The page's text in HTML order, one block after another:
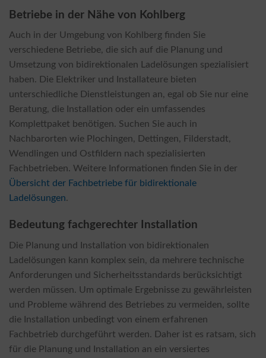
Betriebe in der Nähe von Kohlberg
Auch in der Umgebung von Kohlberg finden Sie
verschiedene Betriebe, die sich auf die Planung und
Umsetzung von bidirektionalen Ladelösungen spezialisiert
haben. Die Elektriker und Installateure bieten
unterschiedliche Dienstleistungen an, egal ob Sie nur eine
Beratung, die Installation oder ein umfassendes
Komplettpaket benötigen. Suchen Sie auch in
Nachbarorten wie Plochingen, Dettingen, Filderstadt,
Wendlingen und Ostfildern nach spezialisierten
Fachbetrieben. Weitere Informationen finden Sie in der
Übersicht der Fachbetriebe für bidirektionale
Ladelösungen.
Bedeutung fachgerechter Installation
Die Planung und Installation von bidirektionalen
Ladelösungen kann komplex sein, da mehrere technische
Anforderungen und Sicherheitsstandards berücksichtigt
werden müssen. Um optimale Ergebnisse zu gewährleisten
und Probleme während des Betriebes zu vermeiden, sollte
die Installation unbedingt von einem erfahrenen
Fachbetrieb durchgeführt werden. Daher ist es ratsam, sich
für die Planung und Installation an ein versiertes